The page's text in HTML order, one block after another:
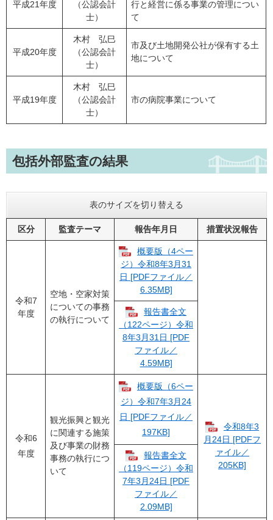
平成21年度
（公認会計
士）
行と経営に係る事業の管理につい
て
平成20年度
木村 弘巳
（公認会計
士）
市及び土地開発公社が保有する土
地について
平成19年度
木村 弘巳
（公認会計
士）
市の病院事業について
包括外部監査の結果
表のサイズを切り替える
区分 監査テーマ 報告年月日 措置状況報告
令和7
年度
空地・空家対策
についての事務
の執行について
概要版（4ペー
ジ）令和8年3月31
日 [PDFファイル／
6.35MB]
報告書全文
（122ページ）令和
8年3月31日 [PDF
ファイル／
4.59MB]
令和6
年度
観光振興と観光
に関連する施策
及び事業の財務
事務の執行につ
いて
概要版（6ペー
ジ）令和7年3月24
日 [PDFファイル／
197KB]
令和8年3
月24日 [PDFフ
ァイル／
205KB]
報告書全文
（119ページ）令和
7年3月24日 [PDF
ファイル／
2.09MB]